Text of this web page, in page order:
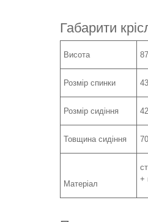
Габарити
Висота
Розмір спинки
Розмір сидіння
Товщина сидіння
Матеріал
+